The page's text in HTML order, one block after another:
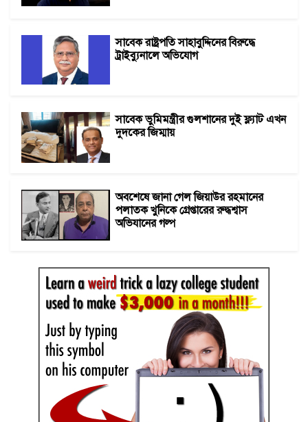
সাবেক রাষ্ট্রপতি সাহাবুদ্দিনের বিরুদ্ধে
ট্রাইব্যুনালে অভিযোগ
সাবেক ভুমিমন্ত্রীর গুলশানের দুই ফ্ল্যাট এখন
দুদকের জিম্মায়
অবশেষে জানা গেল জিয়াউর রহমানের
পলাতক খুনিকে গ্রেপ্তারের রুদ্ধশ্বাস
অভিযানের গল্প